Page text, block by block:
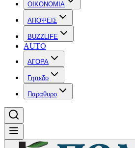
OIKONOMIA
ΑΠΟΨΕΙΣ
BUZZLIFE
AUTO
ΑΓΟΡΑ
Γηπεδο
Παραθυρο